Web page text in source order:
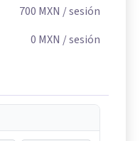
700 MXN / sesión
0 MXN / sesión